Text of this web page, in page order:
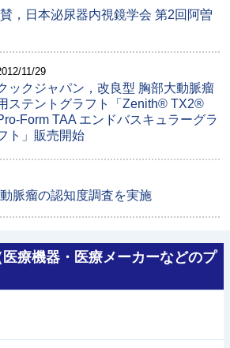
，日本泌尿器内視鏡学会 第2回阿曽
11/29
ックジャパン，改良型 胸部大動脈瘤
ステントグラフト「Zenith® TX2®
Form TAA エンドバスキュラーグラ
ト」販売開始
脈瘤の認知度調査を実施
療機器・医療メーカーなどのプ